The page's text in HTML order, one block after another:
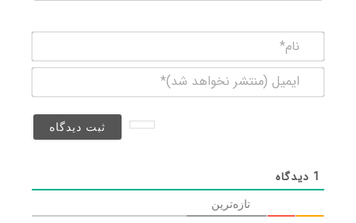
(منتشر
1 دیدگاه
تازه‌ترین